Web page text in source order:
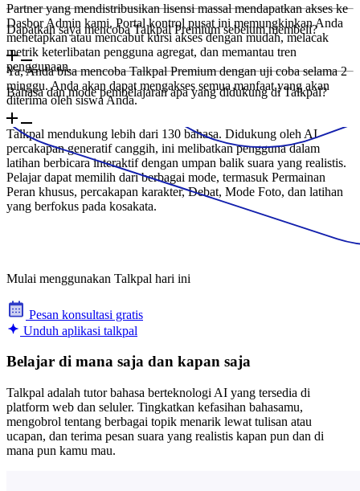
Partner yang mendistribusikan lisensi massal mendapatkan akses ke
Dasbor Admin kami. Portal kontrol pusat ini memungkinkan Anda
menetapkan atau mencabut kursi akses dengan mudah, melacak
metrik keterlibatan pengguna agregat, dan memantau tren
penggunaan.
Dapatkah saya mencoba Talkpal Premium sebelum membeli?
Ya, Anda bisa mencoba Talkpal Premium dengan uji coba selama 2
minggu. Anda akan dapat mengakses semua manfaat yang akan
diterima oleh siswa Anda.
Bahasa dan mode pembelajaran apa yang didukung di Talkpal?
Talkpal mendukung lebih dari 130 bahasa. Didukung oleh AI
percakapan generatif canggih, ini melibatkan pengguna dalam
latihan berbicara interaktif dengan umpan balik suara yang realistis.
Pelajar dapat memilih dari berbagai mode, termasuk Permainan
Peran khusus, percakapan karakter, Debat, Mode Foto, dan latihan
yang berfokus pada kosakata.
Mulai menggunakan Talkpal hari ini
Pesan konsultasi gratis
Unduh aplikasi talkpal
Belajar di mana saja dan kapan saja
Talkpal adalah tutor bahasa berteknologi AI yang tersedia di
platform web dan seluler. Tingkatkan kefasihan bahasamu,
mengobrol tentang berbagai topik menarik lewat tulisan atau
ucapan, dan terima pesan suara yang realistis kapan pun dan di
mana pun kamu mau.